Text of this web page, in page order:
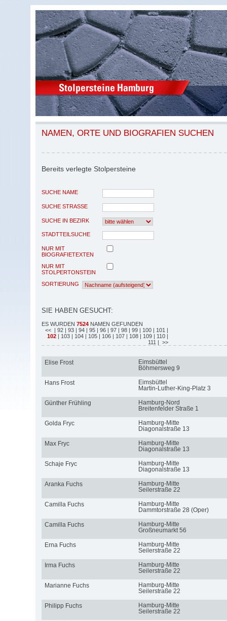
NAMEN, ORTE UND BIOGRAFIEN SUCHEN
Bereits verlegte Stolpersteine
SUCHE NAME
SUCHE STRASSE
SUCHE IN BEZIRK
STADTTEILSUCHE
NUR MIT
BIOGRAFIETEXTEN
NUR MIT
STOLPERTONSTEIN
SORTIERUNG
SIE HABEN GESUCHT:
ES WURDEN 7524 NAMEN GEFUNDEN
<< | 92 | 93 | 94 | 95 | 96 | 97 | 98 | 99 | 100 | 101 |
102 | 103 | 104 | 105 | 106 | 107 | 108 | 109 | 110 |
111 | >>
Elise Frost
Eimsbüttel
Böhmersweg 9
Hans Frost
Eimsbüttel
Martin-Luther-King-Platz 3
Günther Frühling
Hamburg-Nord
Breitenfelder Straße 1
Golda Fryc
Hamburg-Mitte
Diagonalstraße 13
Max Fryc
Hamburg-Mitte
Diagonalstraße 13
Schaje Fryc
Hamburg-Mitte
Diagonalstraße 13
Aranka Fuchs
Hamburg-Mitte
Seilerstraße 22
Camilla Fuchs
Hamburg-Mitte
Dammtorstraße 28 (Oper)
Camilla Fuchs
Hamburg-Mitte
Großneumarkt 56
Erna Fuchs
Hamburg-Mitte
Seilerstraße 22
Irma Fuchs
Hamburg-Mitte
Seilerstraße 22
Marianne Fuchs
Hamburg-Mitte
Seilerstraße 22
Philipp Fuchs
Hamburg-Mitte
Seilerstraße 22